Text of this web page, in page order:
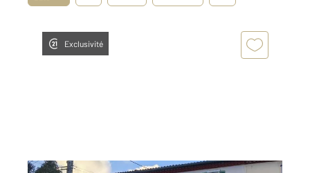
Exclusivité